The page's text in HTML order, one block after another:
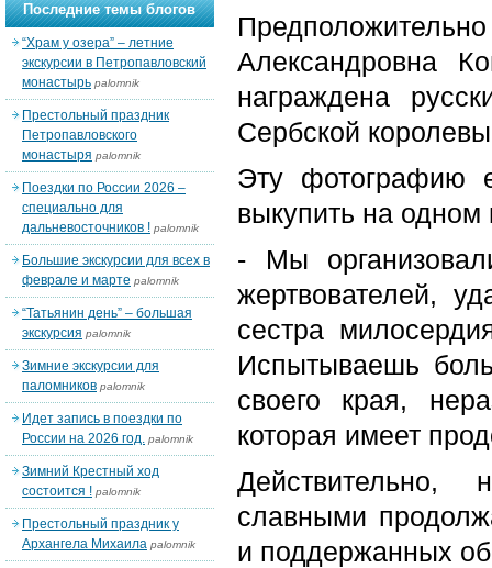
Александровна
награждена
Сербской
Эту фотографию
выкупить на одном
- Мы
жертвователей,
сестра
Испытываешь
своего края,
которая имеет
славными
и поддержанных
Последние темы блогов
“Храм у озера” – летние
экскурсии в Петропавловский
монастырь palomnik
Престольный праздник
Петропавловского
монастыря palomnik
Поездки по России 2026 –
специально для
дальневосточников ! palomnik
Большие экскурсии для всех в
феврале и марте palomnik
“Татьянин день” – большая
экскурсия palomnik
Зимние экскурсии для
паломников palomnik
Идет запись в поездки по
России на 2026 год. palomnik
Зимний Крестный ход
состоится ! palomnik
Престольный праздник у
Архангела Михаила palomnik